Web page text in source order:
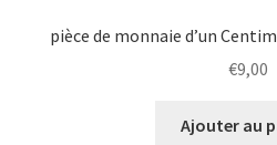
pièce de monnaie d’un
€9,00
Ajouter au